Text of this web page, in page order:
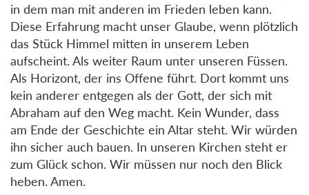
in dem man mit anderen im Frieden leben kann.
Diese Erfahrung macht unser Glaube, wenn plötzlich
das Stück Himmel mitten in unserem Leben
aufscheint. Als weiter Raum unter unseren Füssen.
Als Horizont, der ins Offene führt. Dort kommt uns
kein anderer entgegen als der Gott, der sich mit
Abraham auf den Weg macht. Kein Wunder, dass
am Ende der Geschichte ein Altar steht. Wir würden
ihn sicher auch bauen. In unseren Kirchen steht er
zum Glück schon. Wir müssen nur noch den Blick
heben. Amen.